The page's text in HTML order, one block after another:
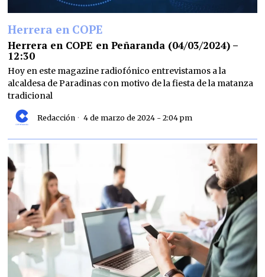
Herrera en COPE
Herrera en COPE en Peñaranda (04/03/2024) –
12:30
Hoy en este magazine radiofónico entrevistamos a la
alcaldesa de Paradinas con motivo de la fiesta de la matanza
tradicional
Redacción 4 de marzo de 2024 - 2:04 pm